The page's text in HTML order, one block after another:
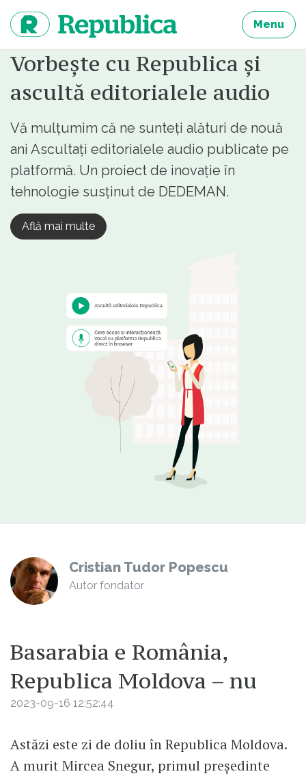
continut
Menu
Vorbește cu Republica și
ascultă editorialele audio
Vă mulțumim că ne sunteți alături de nouă
ani Ascultați editorialele audio publicate pe
platformă. Un proiect de inovație în
tehnologie susținut de DEDEMAN.
Află mai multe
Cristian Tudor Popescu
Autor fondator
Basarabia e România,
Republica Moldova – nu
2023-09-16 12:52:44
Astăzi este zi de doliu în Republica Moldova.
A murit Mircea Snegur, primul președinte